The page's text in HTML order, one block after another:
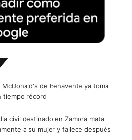
McDonald's de Benavente ya toma
tiempo récord
civil destinado en Zamora mata
a su mujer y fallece después